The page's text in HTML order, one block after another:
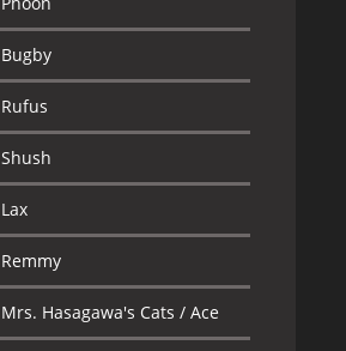
Bugby
Rufus
Shush
Lax
Remmy
Mrs. Hasagawa's Cats / Ace